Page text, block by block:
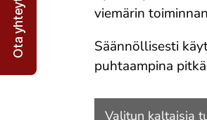
viemärin
Säännöllisesti
puhtaampina
Valitun kaltaisia
Ota yhteyttä